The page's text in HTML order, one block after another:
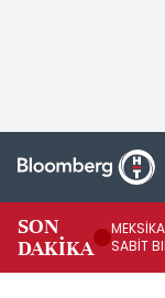
SON
DAKİKA
SABİT